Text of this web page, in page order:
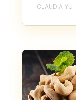
CLAUDIA YU